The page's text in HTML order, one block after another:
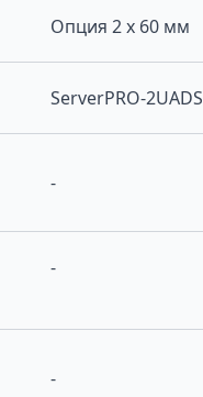
Опция 2 x 60 мм
ServerPRO-2UADS
-
-
-